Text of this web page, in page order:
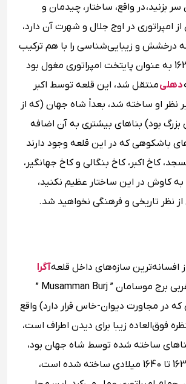
بزنید، در واقع، ساختار، چیدمان و
امپراتوری در اوج جلال و شهرت آن دارد،
درخشش و زیبایی‌شناسی را با هم ترکیب
می‌کند، تا سال 1638 به عنوان پایتخت امپراتوری مغول بود
دهلیمنتقل شد، این قلعه توسط اکبر
نظر او ساخته شد، بعداً شاه جهان (که از
بزرگ بود) بناهای بیشتری به آن اضافه
باشکوهی که در این قلعه وجود دارند
مسجد، کاخ اکبر، کاخ بنگالی و کاخ جهانگیر،
به کاوش در این ساختار عظیم نکنید،
نظر تاریخی و فرهنگی نخواهید شد.
سازه‌های داخل قلعهآگرا
است که در ضلع غربی برج موسامان ” Musamman Burj ”
در مجاورت دیوان-خاس قرار دارد) واقع
فوق‌العاده زیبا برای دیدن اطراف است،
ساخته شده توسط شاه جهان بود،
در سال‌های بین 1631 تا 1640 میلادی ساخته شده است،